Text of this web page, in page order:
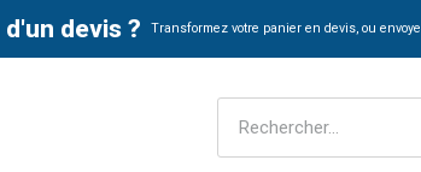
devis ? Transformez votre panier en devis, ou